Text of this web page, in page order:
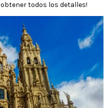
obtener todos los detalles!